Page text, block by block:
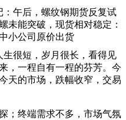
：午后，螺纹钢期货反复试
未能突破，现货相对稳定：
小公司原价出货
生很短，岁月很长，看得见
，一程自有一程的芬芳。今
天的市场，跌幅收窄，交易
；终端需求不多，市场气氛